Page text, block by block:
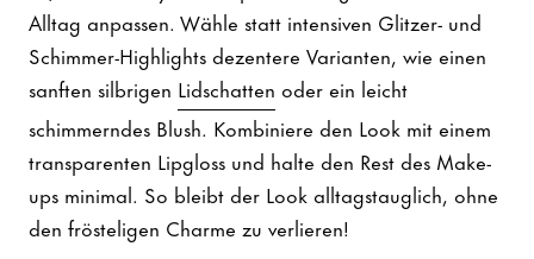
Alltag anpassen. Wähle statt intensiven Glitzer- und
Schimmer-Highlights dezentere Varianten, wie einen
sanften silbrigen Lidschatten oder ein leicht
schimmerndes Blush. Kombiniere den Look mit einem
transparenten Lipgloss und halte den Rest des Make-
ups minimal. So bleibt der Look alltagstauglich, ohne
den frösteligen Charme zu verlieren!